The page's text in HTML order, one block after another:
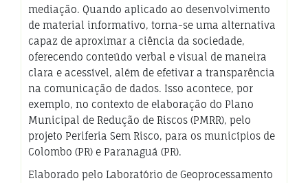
mediação. Quando aplicado ao desenvolvimento
de material informativo, torna-se uma alternativa
capaz de aproximar a ciência da sociedade,
oferecendo conteúdo verbal e visual de maneira
clara e acessível, além de efetivar a transparência
na comunicação de dados. Isso acontece, por
exemplo, no contexto de elaboração do Plano
Municipal de Redução de Riscos (PMRR), pelo
projeto Periferia Sem Risco, para os municípios de
Colombo (PR) e Paranaguá (PR).
Elaborado pelo Laboratório de Geoprocessamento